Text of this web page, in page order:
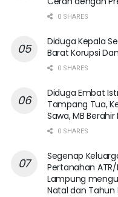
0 SHARES
Diduga Kepala
Barat Korupsi
0 SHARES
Diduga Embat
Tampang Tua,
Sawa, MB Berahir
0 SHARES
Segenap
Pertanahan ATR/
Lampung
Natal dan Tahun